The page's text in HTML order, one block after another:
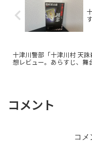
十津川警部「十津川村 天
想レビュー。あらすじ、舞
コメント
コメ